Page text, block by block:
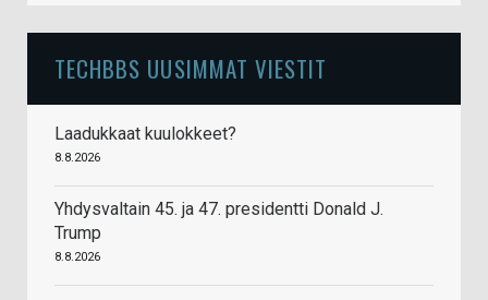
TECHBBS UUSIMMAT VIESTIT
Laadukkaat kuulokkeet?
8.8.2026
Yhdysvaltain 45. ja 47. presidentti Donald J.
Trump
8.8.2026